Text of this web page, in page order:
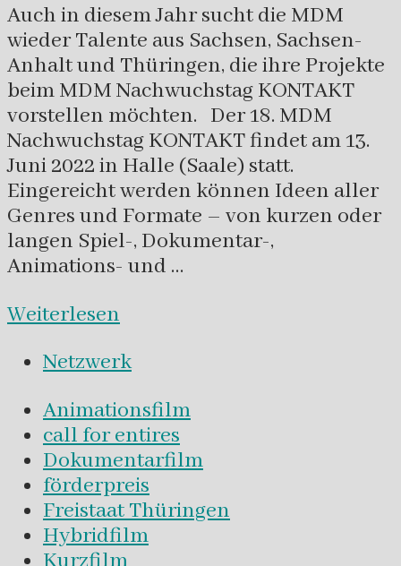
Auch in diesem Jahr sucht die MDM
wieder Talente aus Sachsen, Sachsen-
Anhalt und Thüringen, die ihre Projekte
beim MDM Nachwuchstag KONTAKT
vorstellen möchten. Der 18. MDM
Nachwuchstag KONTAKT findet am 13.
Juni 2022 in Halle (Saale) statt.
Eingereicht werden können Ideen aller
Genres und Formate – von kurzen oder
langen Spiel-, Dokumentar-,
Animations- und …
Weiterlesen
Netzwerk
Animationsfilm
call for entires
Dokumentarfilm
förderpreis
Freistaat Thüringen
Hybridfilm